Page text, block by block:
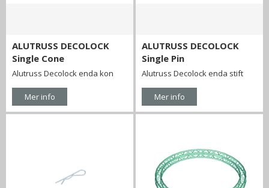
ALUTRUSS DECOLOCK
Single Cone
Alutruss Decolock enda kon
Mer info
ALUTRUSS DECOLOCK
Single Pin
Alutruss Decolock enda stift
Mer info